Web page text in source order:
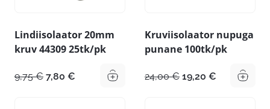
Lindiisolaator 20mm
kruv 44309 25tk/pk
9,75€ Algne
7,80 € Praegune
Kruviisolaator nupuga
punane 100tk/pk
24,00€ Algne
19,20 € Praegune